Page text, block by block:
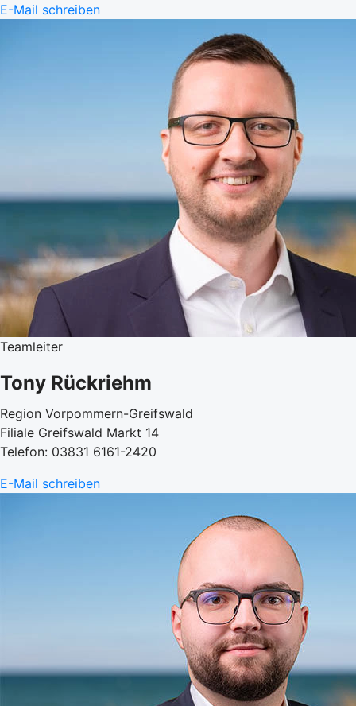
E-Mail schreiben
Teamleiter
Tony Rückriehm
Region Vorpommern-Greifswald
Filiale Greifswald Markt 14
Telefon: 03831 6161-2420
E-Mail schreiben